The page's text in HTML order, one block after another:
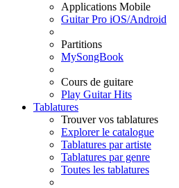
Applications Mobile
Guitar Pro iOS/Android
Partitions
MySongBook
Cours de guitare
Play Guitar Hits
Tablatures
Trouver vos tablatures
Explorer le catalogue
Tablatures par artiste
Tablatures par genre
Toutes les tablatures